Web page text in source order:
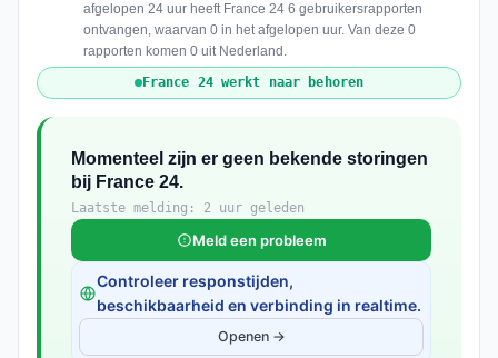
afgelopen 24 uur heeft France 24 6 gebruikersrapporten
ontvangen, waarvan 0 in het afgelopen uur. Van deze 0
rapporten komen 0 uit Nederland.
France 24 werkt naar behoren
Momenteel zijn er geen bekende storingen
bij France 24.
Laatste melding: 2 uur geleden
Meld een probleem
Controleer responstijden,
beschikbaarheid en verbinding in realtime.
Openen →